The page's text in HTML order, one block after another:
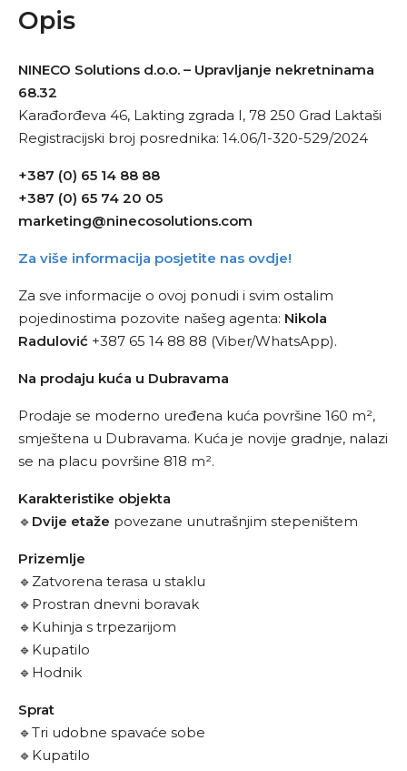
Opis
NINECO Solutions d.o.o. – Upravljanje nekretninama
68.32
Karađorđeva 46, Lakting zgrada I, 78 250 Grad Laktaši
Registracijski broj posrednika: 14.06/1-320-529/2024
+387 (0) 65 14 88 88
+387 (0) 65 74 20 05
marketing@ninecosolutions.com
Za više informacija posjetite nas ovdje!
Za sve informacije o ovoj ponudi i svim ostalim
pojedinostima pozovite našeg agenta: Nikola
Radulović +387 65 14 88 88 (Viber/WhatsApp).
Na prodaju kuća u Dubravama
Prodaje se moderno uređena kuća površine 160 m²,
smještena u Dubravama. Kuća je novije gradnje, nalazi
se na placu površine 818 m².
Karakteristike objekta
🔹 Dvije etaže povezane unutrašnjim stepeništem
Prizemlje
🔹Zatvorena terasa u staklu
🔹Prostran dnevni boravak
🔹Kuhinja s trpezarijom
🔹Kupatilo
🔹Hodnik
Sprat
🔹Tri udobne spavaće sobe
🔹Kupatilo